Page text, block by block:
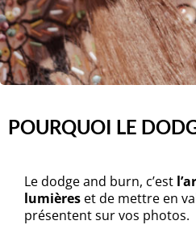
POURQUOI LE
Le dodge and burn, c’est
lumières et de mettre en
présentent sur vos photos.